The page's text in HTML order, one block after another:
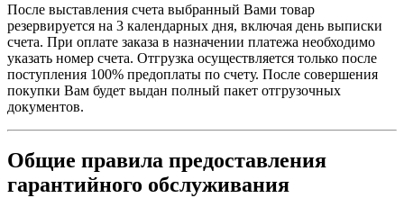
После выставления счета выбранный Вами товар
резервируется на 3 календарных дня, включая день выписки
счета. При оплате заказа в назначении платежа необходимо
указать номер счета. Отгрузка осуществляется только после
поступления 100% предоплаты по счету. После совершения
покупки Вам будет выдан полный пакет отгрузочных
документов.
Общие правила предоставления
гарантийного обслуживания